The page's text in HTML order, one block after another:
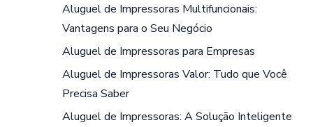
Aluguel de Impressoras Multifuncionais:
Vantagens para o Seu Negócio
Aluguel de Impressoras para Empresas
Aluguel de Impressoras Valor: Tudo que Você
Precisa Saber
Aluguel de Impressoras: A Solução Inteligente